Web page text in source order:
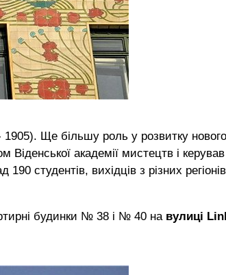
Ще більшу роль у розвитку нового
Віденської академії мистецтв і керував
студентів, вихідців з різних регіонів
будинки № 38 і № 40 на вулиці